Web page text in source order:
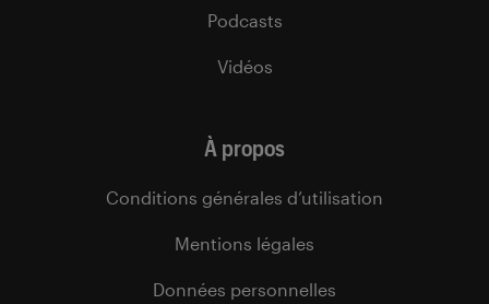
Podcasts
Vidéos
À propos
Conditions générales d’utilisation
Mentions légales
Données personnelles